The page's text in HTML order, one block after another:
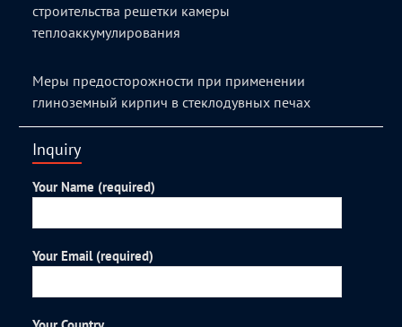
строительства решетки камеры
теплоаккумулирования
Меры предосторожности при применении
глиноземный кирпич в стеклодувных печах
Inquiry
Your Name (required)
Your Email (required)